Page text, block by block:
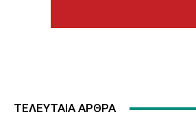
ΤΕΛΕΥΤΑΙΑ ΑΡΘΡΑ